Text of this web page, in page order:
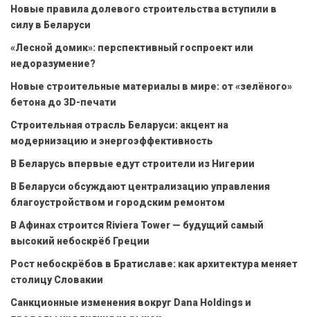
Новые правила долевого строительства вступили в
силу в Беларуси
«Лесной домик»: перспективный госпроект или
недоразумение?
Новые строительные материалы в мире: от «зелёного»
бетона до 3D-печати
Строительная отрасль Беларуси: акцент на
модернизацию и энергоэффективность
В Беларусь впервые едут строители из Нигерии
В Беларуси обсуждают централизацию управления
благоустройством и городским ремонтом
В Афинах строится Riviera Tower — будущий самый
высокий небоскрёб Греции
Рост небоскрёбов в Братиславе: как архитектура меняет
столицу Словакии
Санкционные изменения вокруг Dana Holdings и